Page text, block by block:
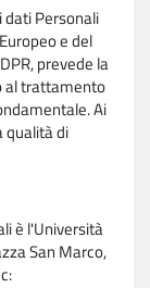
dati Personali
e del
prevede la
al trattamento
Ai
qualità di
è l'Università
San Marco,